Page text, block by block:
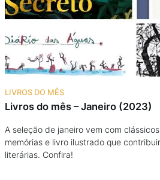
LIVROS DO MÊS
Livros do mês – Janeiro (2023)
A seleção de janeiro vem com
memórias e livro ilustrado que
literárias. Confira!